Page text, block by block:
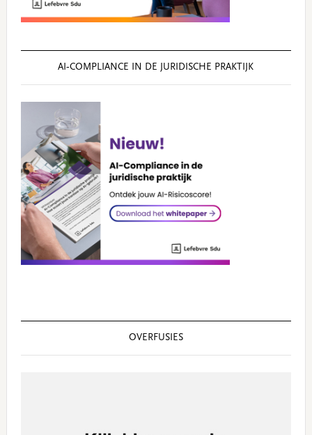
AI‑COMPLIANCE IN DE JURIDISCHE PRAKTIJK
OVERFUSIES